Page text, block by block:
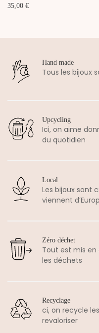
35,00 €
Hand made
Tous les bijoux
Upcycling
Ici, on aime
du quotidien
Local
Les bijoux sont
viennent
Zéro déchet
Tout est mis
les déchets
Recyclage
ci, on recycle
revaloriser